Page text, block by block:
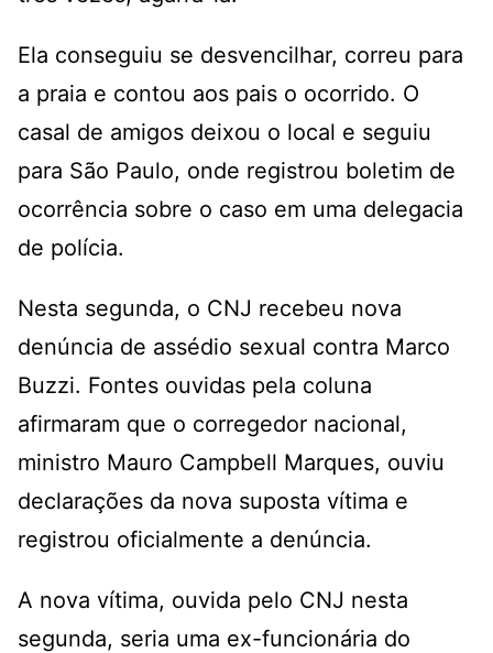
Ela conseguiu se desvencilhar, correu para
a praia e contou aos pais o ocorrido. O
casal de amigos deixou o local e seguiu
para São Paulo, onde registrou boletim de
ocorrência sobre o caso em uma delegacia
de polícia.
Nesta segunda, o CNJ recebeu nova
denúncia de assédio sexual contra Marco
Buzzi. Fontes ouvidas pela coluna
afirmaram que o corregedor nacional,
ministro Mauro Campbell Marques, ouviu
declarações da nova suposta vítima e
registrou oficialmente a denúncia.
A nova vítima, ouvida pelo CNJ nesta
segunda, seria uma ex-funcionária do